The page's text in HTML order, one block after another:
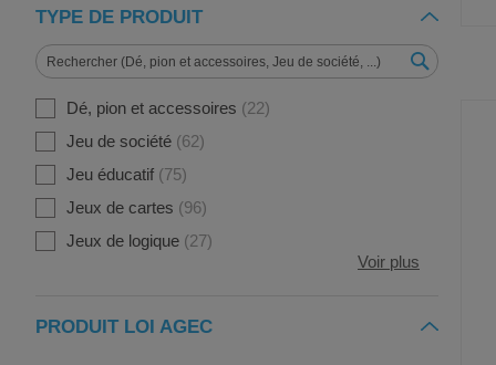
TYPE DE PRODUIT
Dé, pion et accessoires
22
Jeu de société 62
Jeu éducatif 75
Jeux de cartes
96
Jeux de logique 27
Voir plus
PRODUIT LOI AGEC